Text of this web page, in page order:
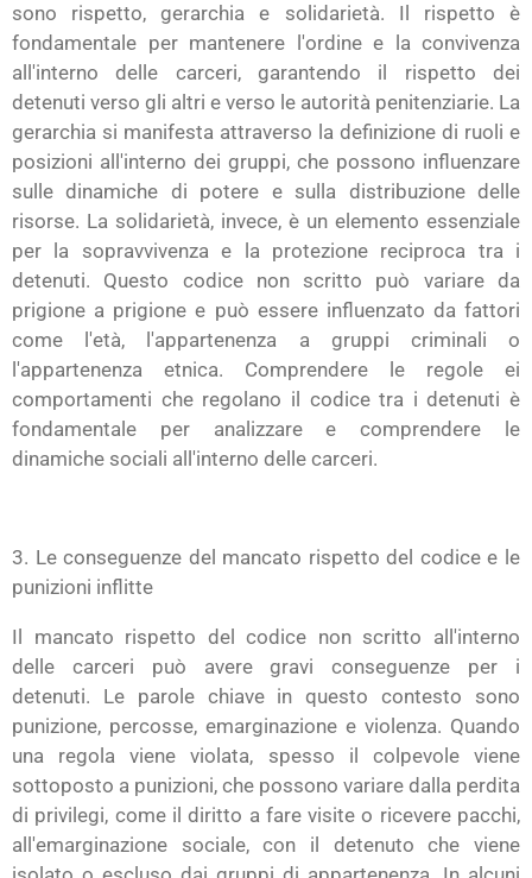
sono rispetto, gerarchia e solidarietà. Il rispetto è
fondamentale per mantenere l'ordine e la convivenza
all'interno delle carceri, garantendo il rispetto dei
detenuti verso gli altri e verso le autorità penitenziarie. La
gerarchia si manifesta attraverso la definizione di ruoli e
posizioni all'interno dei gruppi, che possono influenzare
sulle dinamiche di potere e sulla distribuzione delle
risorse. La solidarietà, invece, è un elemento essenziale
per la sopravvivenza e la protezione reciproca tra i
detenuti. Questo codice non scritto può variare da
prigione a prigione e può essere influenzato da fattori
come l'età, l'appartenenza a gruppi criminali o
l'appartenenza etnica. Comprendere le regole ei
comportamenti che regolano il codice tra i detenuti è
fondamentale per analizzare e comprendere le
dinamiche sociali all'interno delle carceri.
3. Le conseguenze del mancato rispetto del codice e le
punizioni inflitte
Il mancato rispetto del codice non scritto all'interno
delle carceri può avere gravi conseguenze per i
detenuti. Le parole chiave in questo contesto sono
punizione, percosse, emarginazione e violenza. Quando
una regola viene violata, spesso il colpevole viene
sottoposto a punizioni, che possono variare dalla perdita
di privilegi, come il diritto a fare visite o ricevere pacchi,
all'emarginazione sociale, con il detenuto che viene